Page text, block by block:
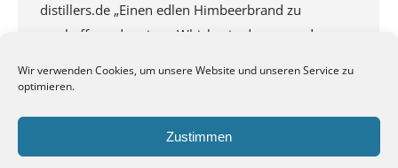
Wir verwenden Cookies, um unsere Website und unseren Service zu
optimieren.
Zustimmen
distillers.de „Einen edlen Himbeerbrand zu
erschaffen oder einen Whisky, in dem man den
Landschaft fegt – das ist für mich mehr Kunst als